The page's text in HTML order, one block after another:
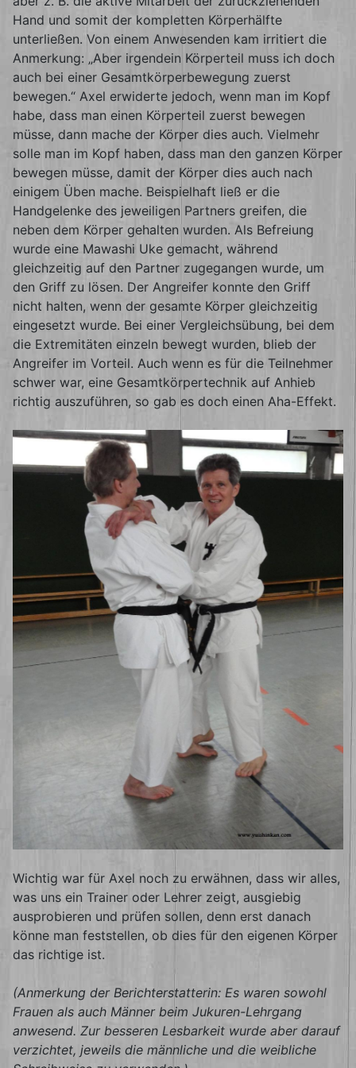
Hand und somit der kompletten Körperhälfte
unterließen. Von einem Anwesenden kam irritiert die
Anmerkung: „Aber irgendein Körperteil muss ich doch
auch bei einer Gesamtkörperbewegung zuerst
bewegen.“ Axel erwiderte jedoch, wenn man im Kopf
habe, dass man einen Körperteil zuerst bewegen
müsse, dann mache der Körper dies auch. Vielmehr
solle man im Kopf haben, dass man den ganzen Körper
bewegen müsse, damit der Körper dies auch nach
einigem Üben mache. Beispielhaft ließ er die
Handgelenke des jeweiligen Partners greifen, die
neben dem Körper gehalten wurden. Als Befreiung
wurde eine Mawashi Uke gemacht, während
gleichzeitig auf den Partner zugegangen wurde, um
den Griff zu lösen. Der Angreifer konnte den Griff
nicht halten, wenn der gesamte Körper gleichzeitig
eingesetzt wurde. Bei einer Vergleichsübung, bei dem
die Extremitäten einzeln bewegt wurden, blieb der
Angreifer im Vorteil. Auch wenn es für die Teilnehmer
schwer war, eine Gesamtkörpertechnik auf Anhieb
richtig auszuführen, so gab es doch einen Aha-Effekt.
Wichtig war für Axel noch zu erwähnen, dass wir alles,
was uns ein Trainer oder Lehrer zeigt, ausgiebig
ausprobieren und prüfen sollen, denn erst danach
könne man feststellen, ob dies für den eigenen Körper
das richtige ist.
(Anmerkung der Berichterstatterin: Es waren sowohl
Frauen als auch Männer beim Jukuren-Lehrgang
anwesend. Zur besseren Lesbarkeit wurde aber darauf
verzichtet, jeweils die männliche und die weibliche